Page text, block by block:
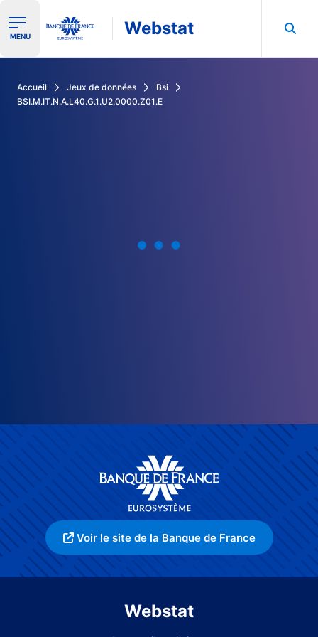
Ouvrir le menu de navigation
MENU Webstat
Accueil Jeux de données
Bsi
BSI.M.IT.N.A.L40.G.1.U2.0000.Z01.E
Voir le site de la Banque de France
Webstat